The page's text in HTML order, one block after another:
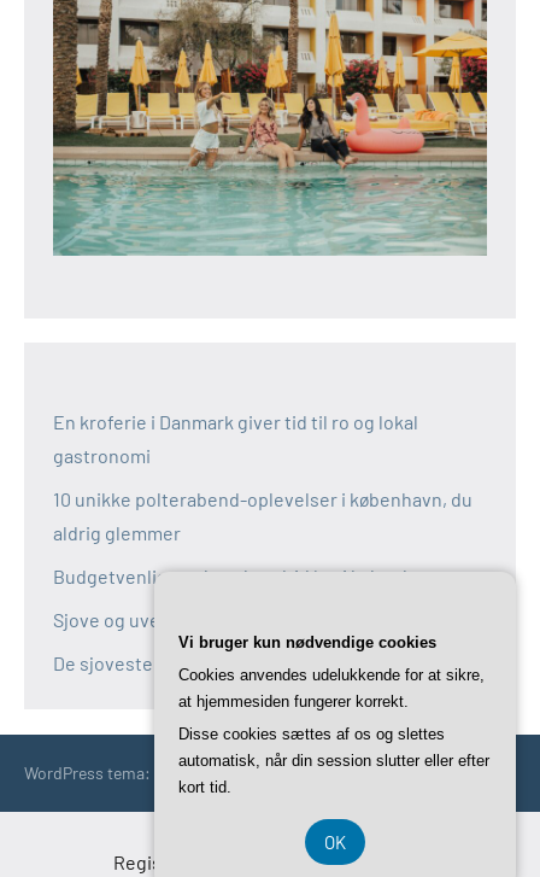
En kroferie i Danmark giver tid til ro og lokal
gastronomi
10 unikke polterabend-oplevelser i københavn, du
aldrig glemmer
Budgetvenlige polterabend-idéer i københavn
Sjove og uventede polterabend-idéer i københavn
De sjoveste aktiviteter til polterabend i københavn
WordPress tema: Occasio by ThemeZee.
Registreringsnummer DK-37 40 77 39
Vi bruger kun nødvendige cookies
Cookies anvendes udelukkende for at sikre,
at hjemmesiden fungerer korrekt.
Disse cookies sættes af os og slettes
automatisk, når din session slutter eller efter
kort tid.
OK